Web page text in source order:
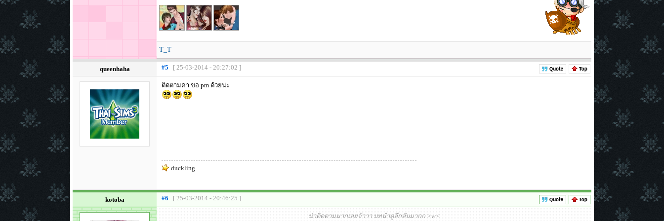
T_T
queenhaha #5 [ 25-03-2014 - 20:27:02 ]
ติดตามค่า ขอ pm ด้วยน่ะ
duckling
kotoba #6 [ 25-03-2014 - 20:46:25 ]
น่าติดตามมากเลยจ้าาา บทนำดูลึกลับมากก >w<